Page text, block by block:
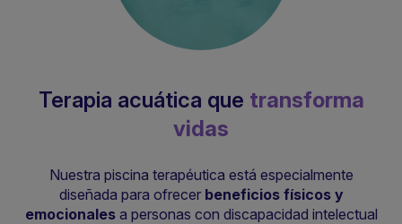
Terapia acuática que transforma
vidas
Nuestra piscina terapéutica está especialmente
diseñada para ofrecer beneficios físicos y
emocionalesa personas con discapacidad intelectual